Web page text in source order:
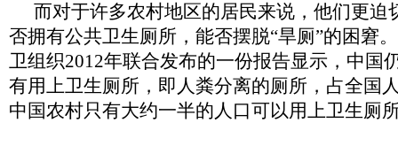
而对于许多农村地区的居民来说，他们更迫
否拥有公共卫生厕所，能否摆脱“旱厕”的困窘
卫组织2012年联合发布的一份报告显示，中国
有用上卫生厕所，即人粪分离的厕所，占全国
中国农村只有大约一半的人口可以用上卫生厕